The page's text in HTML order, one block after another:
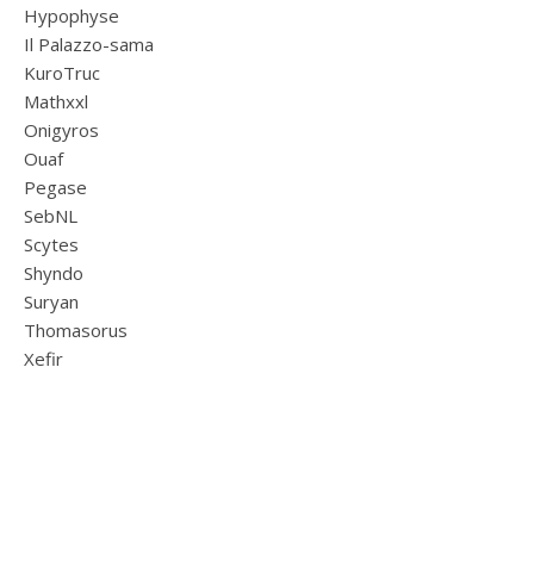
Hypophyse
Il Palazzo-sama
KuroTruc
Mathxxl
Onigyros
Ouaf
Pegase
SebNL
Scytes
Shyndo
Suryan
Thomasorus
Xefir